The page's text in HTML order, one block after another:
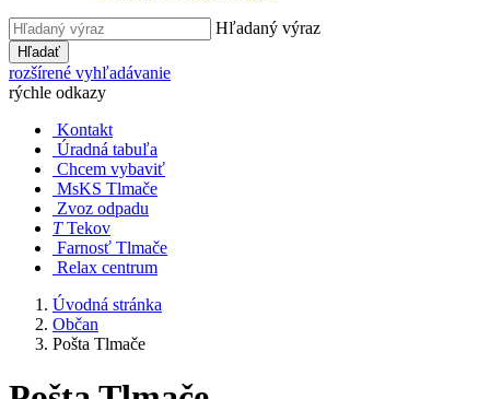
Hľadaný výraz
Hľadať
rozšírené vyhľadávanie
rýchle odkazy
Kontakt
Úradná tabuľa
Chcem vybaviť
MsKS Tlmače
Zvoz odpadu
T Tekov
Farnosť Tlmače
Relax centrum
Úvodná stránka
Občan
Pošta Tlmače